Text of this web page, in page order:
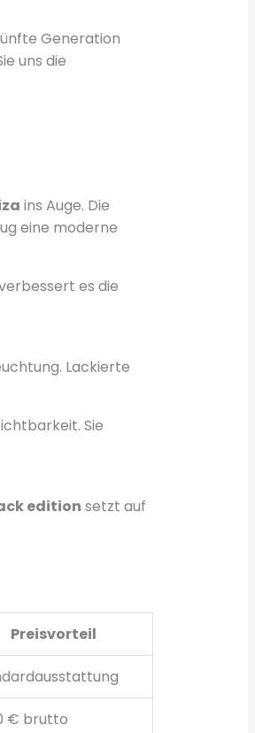
Generation
uns die
ins Auge. Die
eine moderne
es die
Lackierte
Sie
edition setzt auf
Preisvorteil
€ brutto